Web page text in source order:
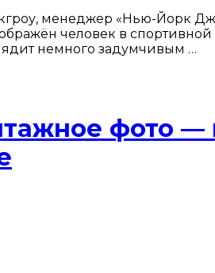
менеджер «Нью-Йорк
человек в
немного задумчивым …
фото